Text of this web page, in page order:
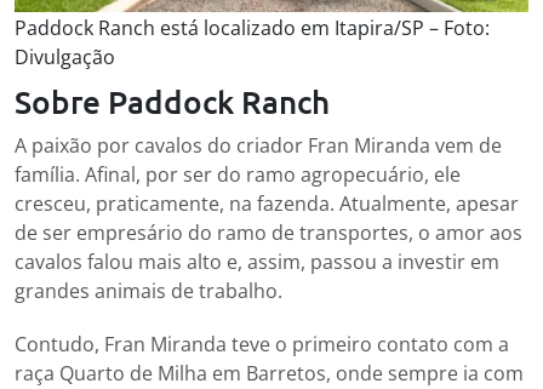
Paddock Ranch está localizado em Itapira/SP – Foto:
Divulgação
Sobre Paddock Ranch
A paixão por cavalos do criador Fran Miranda vem de
família. Afinal, por ser do ramo agropecuário, ele
cresceu, praticamente, na fazenda. Atualmente, apesar
de ser empresário do ramo de transportes, o amor aos
cavalos falou mais alto e, assim, passou a investir em
grandes animais de trabalho.
Contudo, Fran Miranda teve o primeiro contato com a
raça Quarto de Milha em Barretos, onde sempre ia com